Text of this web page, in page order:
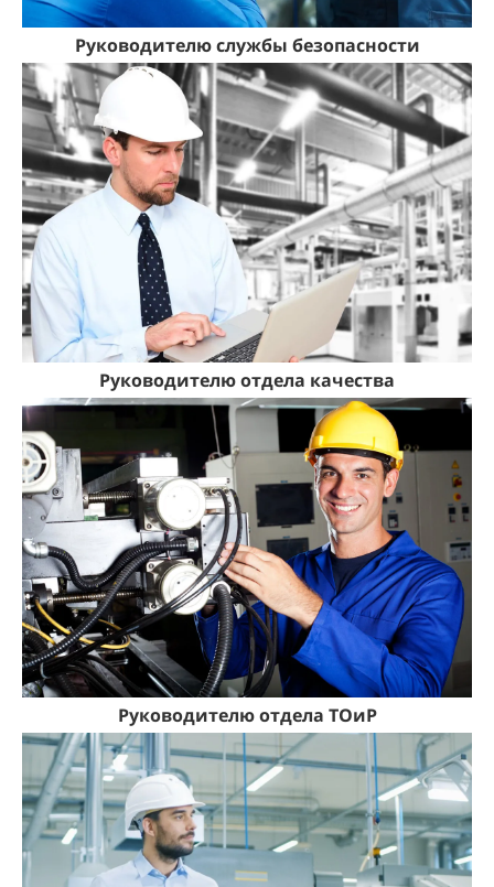
Руководителю службы безопасности
Руководителю отдела качества
Руководителю отдела ТОиР